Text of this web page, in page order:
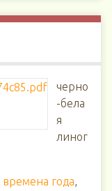
черно
-бела
я
линог
времена года,